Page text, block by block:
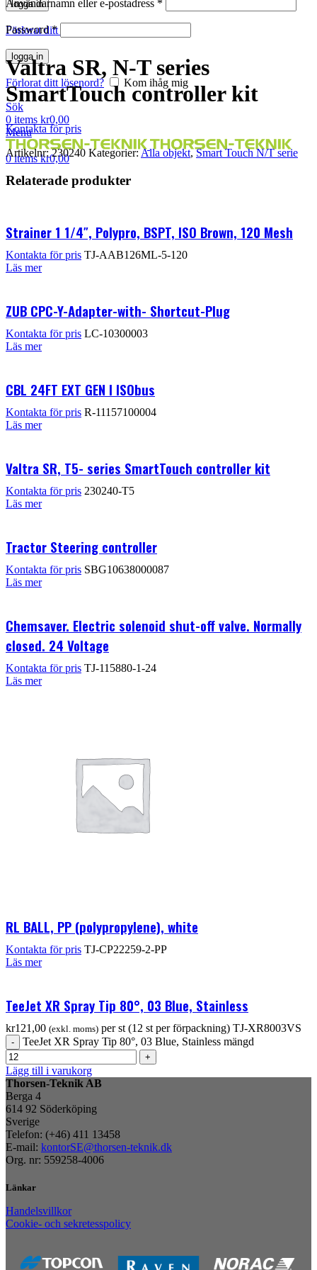
logga in
Förlorat ditt lösenord?
Användarnamn eller e-postadress *
Password*
logga in
Förlorat ditt lösenord?
Kom ihåg mig
Sök
0 items kr0,00
Menu
0items kr0,00
Klicka för att förstora
Valtra SR, N-T series
SmartTouch controller kit
Kontakta för pris
Artikelnr:230240 Kategorier: Alla objekt, Smart Touch N/T serie
Relaterade produkter
Strainer 1 1/4″, Polypro, BSPT, ISO Brown, 120 Mesh
Kontakta för pris TJ-AAB126ML-5-120
Läs mer
ZUB CPC-Y-Adapter-with- Shortcut-Plug
Kontakta för pris LC-10300003
Läs mer
CBL 24FT EXT GEN I ISObus
Kontakta för pris R-11157100004
Läs mer
Valtra SR, T5- series SmartTouch controller kit
Kontakta för pris 230240-T5
Läs mer
Tractor Steering controller
Kontakta för pris SBG10638000087
Läs mer
Chemsaver. Electric solenoid shut-off valve. Normally
closed. 24 Voltage
Kontakta för pris TJ-115880-1-24
Läs mer
RL BALL, PP (polypropylene), white
Kontakta för pris TJ-CP22259-2-PP
Läs mer
TeeJet XR Spray Tip 80°, 03 Blue, Stainless
kr121,00 (exkl. moms) per st (12 st per förpackning) TJ-XR8003VS
TeeJet XR Spray Tip 80°, 03 Blue, Stainless mängd
Lägg till i varukorg
Thorsen-Teknik AB
Berga 4
614 92 Söderköping
Sverige
Telefon: (+46) 411 13458
E-mail: kontorSE@thorsen-teknik.dk
Org. nr: 559258-4006
Länkar
Handelsvillkor
Cookie- och sekretesspolicy